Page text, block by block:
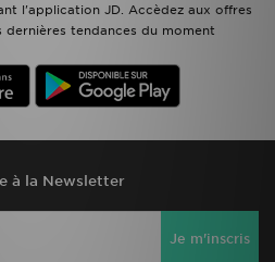
l'application JD. Accèdez aux offres
dernières tendances du moment
à la Newsletter
Je m'inscris